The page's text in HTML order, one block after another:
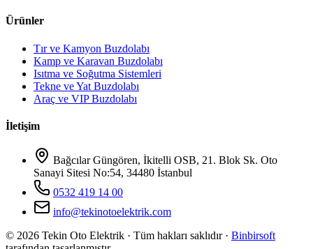
Ürünler
Tır ve Kamyon Buzdolabı
Kamp ve Karavan Buzdolabı
Isıtma ve Soğutma Sistemleri
Tekne ve Yat Buzdolabı
Araç ve VIP Buzdolabı
İletişim
Bağcılar Güngören, İkitelli OSB, 21. Blok Sk. Oto
Sanayi Sitesi No:54, 34480 İstanbul
0532 419 14 00
info@tekinotoelektrik.com
© 2026 Tekin Oto Elektrik · Tüm hakları saklıdır · Binbirsoft